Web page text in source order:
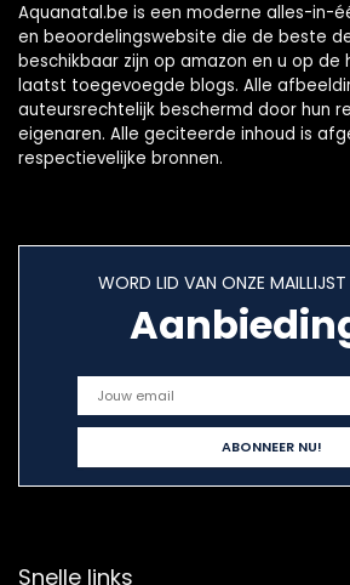
Aquanatal.be is een moderne alles-in-
en beoordelingswebsite die de beste
beschikbaar zijn op amazon en u op
laatst toegevoegde blogs. Alle
auteursrechtelijk beschermd door hun
eigenaren. Alle geciteerde inhoud is
respectievelijke bronnen.
WORD LID VAN ONZE
Snelle links